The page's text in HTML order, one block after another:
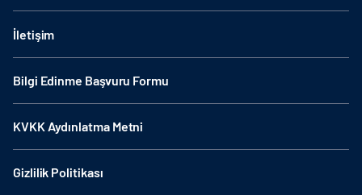
İletişim
Bilgi Edinme Başvuru Formu
KVKK Aydınlatma Metni
Gizlilik Politikası